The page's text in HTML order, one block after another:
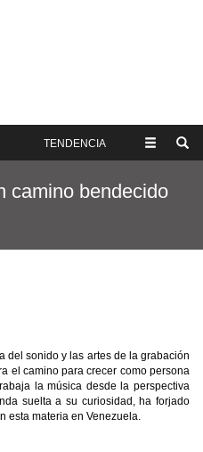
TENDENCIA
camino bendecido
del sonido y las artes de la grabación
el camino para crecer como persona
la música desde la perspectiva
suelta a su curiosidad, ha forjado
esta materia en Venezuela.